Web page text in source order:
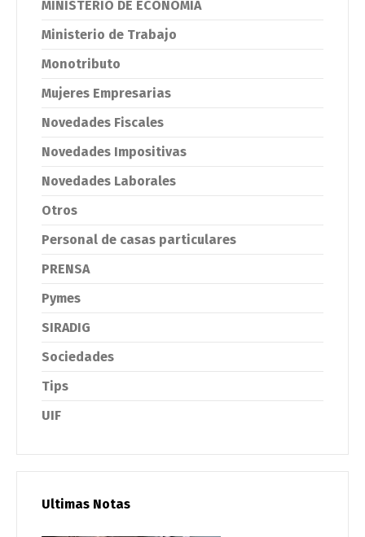
MINISTERIO DE ECONOMIA
Ministerio de Trabajo
Monotributo
Mujeres Empresarias
Novedades Fiscales
Novedades Impositivas
Novedades Laborales
Otros
Personal de casas particulares
PRENSA
Pymes
SIRADIG
Sociedades
Tips
UIF
Ultimas Notas